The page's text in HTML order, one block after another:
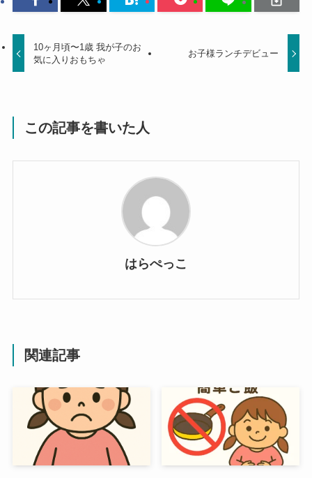
10ヶ月頃〜1歳 我が子のお
気に入りおもちゃ
お子様ランチデビュー
この記事を書いた人
はらぺっこ
関連記事